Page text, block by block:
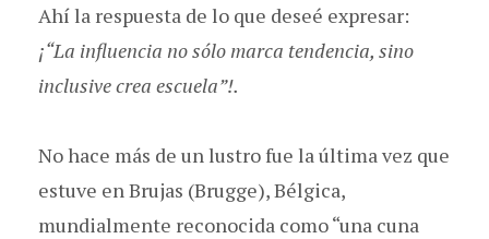
Ahí la respuesta de lo que deseé expresar:
¡“La influencia no sólo marca tendencia, sino
inclusive crea escuela”!.
No hace más de un lustro fue la última vez que
estuve en Brujas (Brugge), Bélgica,
mundialmente reconocida como “una cuna